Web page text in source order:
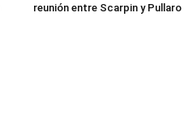
reunión entre Scarpin y Pullaro